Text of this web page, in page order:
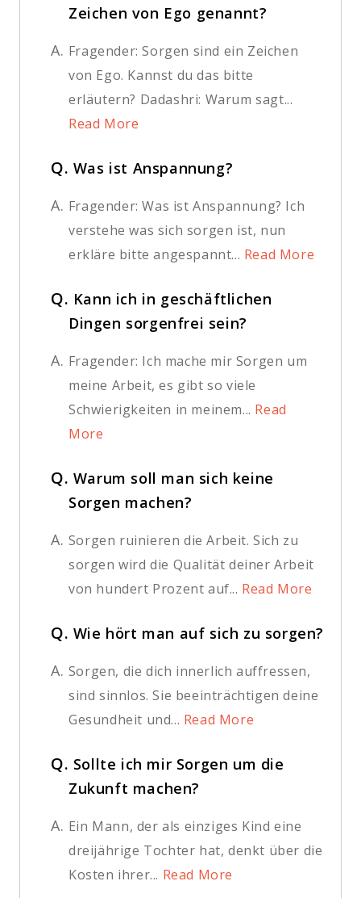
Zeichen von Ego genannt?
A. Fragender: Sorgen sind ein Zeichen
von Ego. Kannst du das bitte
erläutern? Dadashri: Warum sagt...
Read More
Q. Was ist Anspannung?
A. Fragender: Was ist Anspannung? Ich
verstehe was sich sorgen ist, nun
erkläre bitte angespannt... Read More
Q. Kann ich in geschäftlichen
Dingen sorgenfrei sein?
A. Fragender: Ich mache mir Sorgen um
meine Arbeit, es gibt so viele
Schwierigkeiten in meinem... Read
More
Q. Warum soll man sich keine
Sorgen machen?
A. Sorgen ruinieren die Arbeit. Sich zu
sorgen wird die Qualität deiner Arbeit
von hundert Prozent auf... Read More
Q. Wie hört man auf sich zu sorgen?
A. Sorgen, die dich innerlich auffressen,
sind sinnlos. Sie beeinträchtigen deine
Gesundheit und... Read More
Q. Sollte ich mir Sorgen um die
Zukunft machen?
A. Ein Mann, der als einziges Kind eine
dreijährige Tochter hat, denkt über die
Kosten ihrer... Read More